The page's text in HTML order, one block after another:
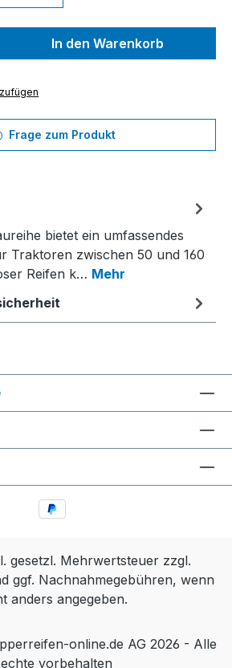
Gib den
In den Warenkorb
Frage zum Produkt
bietet ein umfassendes
Traktoren zwischen 50 und 160
Reifen k… Mehr
gesetzl. Mehrwertsteuer zzgl.
ggf. Nachnahmegebühren, wenn
anders angegeben.
online.de AG 2026 - Alle
vorbehalten